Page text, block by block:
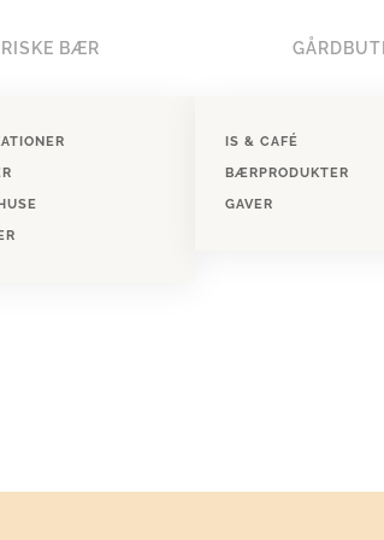
BÆR
IS & CAFÉ
BÆRPRODUKTER
GAVER